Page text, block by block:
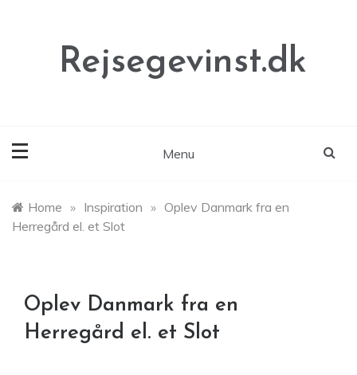
Rejsegevinst.dk
Menu
Home » Inspiration » Oplev Danmark fra en
Herregård el. et Slot
Oplev Danmark fra en
Herregård el. et Slot